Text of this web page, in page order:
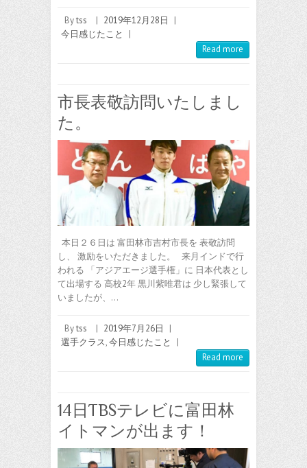
Bytss | 2019年12月28日
|
今日感じたこと
|
Read more
市長表敬訪問いたしまし
た。
本日２６日は 富田林市吉村市長を 表敬訪問
し、 激励をいただきました。 来月インドで行
われる 「アジアエージ選手権」に 日本代表とし
て出場する 高校2年 黒川紫唯君は 少し緊張して
いましたが、…
Bytss | 2019年7月26日
|
選手クラス,今日感じたこと
|
Read more
14日TBSテレビに富田林
イトマンが出ます！